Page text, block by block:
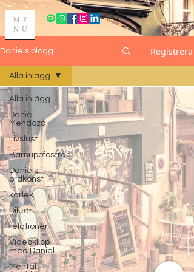
ME
NU
Daniels blogg Registrera
Alla inlägg
Daniel
Mendoza
Livslust
Barnuppfostran
Daniels
ordkonst
kärlek
Dikter
relationer
Videoklipp
med Daniel
Mental
Alla inlägg